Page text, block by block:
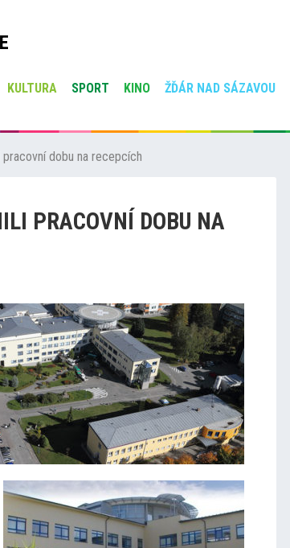
KULTURA SPORT KINO ŽĎÁR NAD SÁZAVOU
dobu na recepcích
PRACOVNÍ DOBU NA